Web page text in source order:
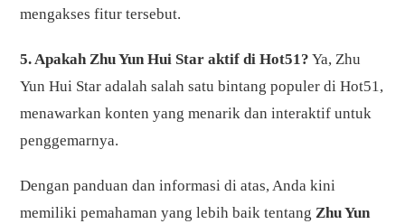
mengakses fitur tersebut.
5. Apakah Zhu Yun Hui Star aktif di Hot51? Ya, Zhu
Yun Hui Star adalah salah satu bintang populer di Hot51,
menawarkan konten yang menarik dan interaktif untuk
penggemarnya.
Dengan panduan dan informasi di atas, Anda kini
memiliki pemahaman yang lebih baik tentangZhu Yun